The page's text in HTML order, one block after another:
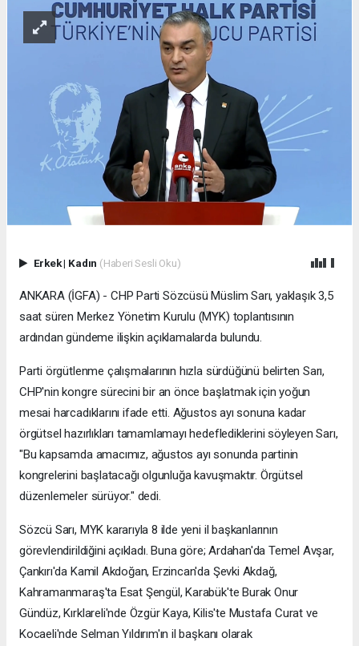
Erkek| Kadın (Haberi Sesli Oku)
ANKARA (İGFA) - CHP Parti Sözcüsü Müslim Sarı, yaklaşık 3,5
saat süren Merkez Yönetim Kurulu (MYK) toplantısının
ardından gündeme ilişkin açıklamalarda bulundu.
Parti örgütlenme çalışmalarının hızla sürdüğünü belirten Sarı,
CHP'nin kongre sürecini bir an önce başlatmak için yoğun
mesai harcadıklarını ifade etti. Ağustos ayı sonuna kadar
örgütsel hazırlıkları tamamlamayı hedeflediklerini söyleyen Sarı,
"Bu kapsamda amacımız, ağustos ayı sonunda partinin
kongrelerini başlatacağı olgunluğa kavuşmaktır. Örgütsel
düzenlemeler sürüyor." dedi.
Sözcü Sarı, MYK kararıyla 8 ilde yeni il başkanlarının
görevlendirildiğini açıkladı. Buna göre; Ardahan'da Temel Avşar,
Çankırı'da Kamil Akdoğan, Erzincan'da Şevki Akdağ,
Kahramanmaraş'ta Esat Şengül, Karabük'te Burak Onur
Gündüz, Kırklareli'nde Özgür Kaya, Kilis'te Mustafa Curat ve
Kocaeli'nde Selman Yıldırım'ın il başkanı olarak